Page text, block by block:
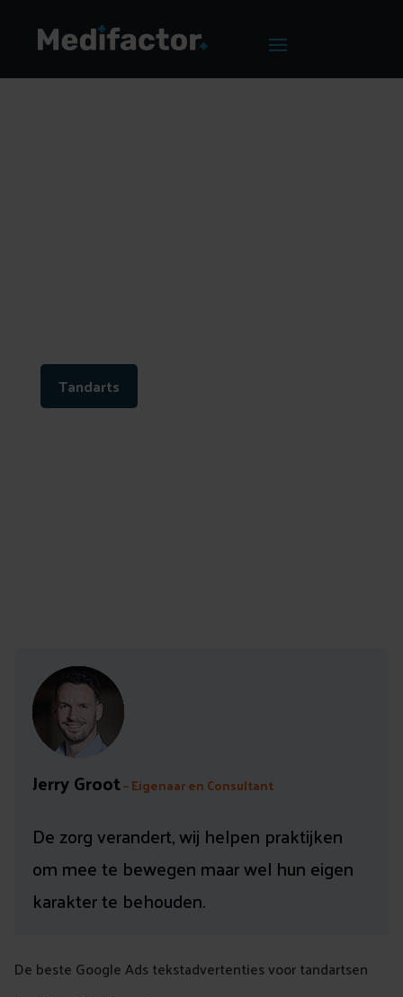
Tandarts
Jerry Groot– Eigenaar en Consultant
De zorg verandert, wij helpen praktijken
om mee te bewegen maar wel hun eigen
karakter te behouden.
De beste Google Ads tekstadvertenties voor tandartsen